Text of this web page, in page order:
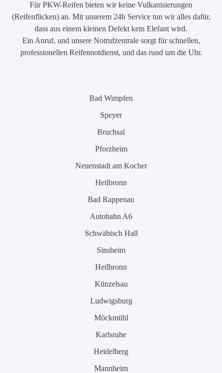
Für PKW-Reifen bieten wir keine Vulkanisierungen
(Reifenflicken) an. Mit unserem 24h Service tun wir alles dafür,
dass aus einem kleinen Defekt kein Elefant wird.
Ein Anruf, und unsere Notrufzentrale sorgt für schnellen,
professionellen Reifennotdienst, und das rund um die Uhr.
Bad Wimpfen
Speyer
Bruchsal
Pforzheim
Neuenstadt am Kocher
Heilbronn
Bad Rappenau
Autobahn A6
Schwäbisch Hall
Sinsheim
Heilbronn
Künzelsau
Ludwigsburg
Möckmühl
Karlsruhe
Heidelberg
Mannheim